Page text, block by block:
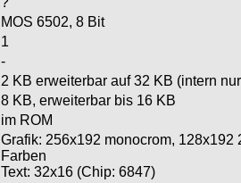
MOS 6502, 8 Bit
1
-
2 KB erweiterbar auf 32 KB (intern
8 KB, erweiterbar bis 16 KB
im ROM
Grafik: 256x192 monocrom,
Farben
Text: 32x16 (Chip: 6847)